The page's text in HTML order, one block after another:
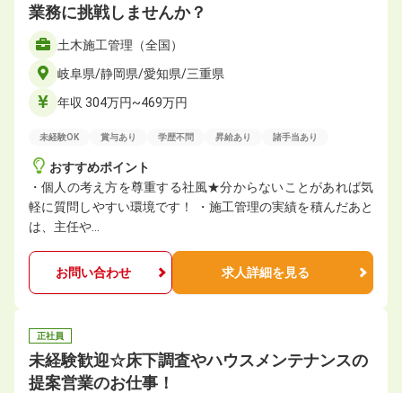
業務に挑戦しませんか？
土木施工管理（全国）
岐阜県/静岡県/愛知県/三重県
年収 304万円~469万円
未経験OK 賞与あり 学歴不問 昇給あり 諸手当あり
おすすめポイント
・個人の考え方を尊重する社風★分からないことがあれば気
軽に質問しやすい環境です！ ・施工管理の実績を積んだあと
は、主任や…
お問い合わせ 求人詳細を見る
正社員
未経験歓迎☆床下調査やハウスメンテナンスの
提案営業のお仕事！